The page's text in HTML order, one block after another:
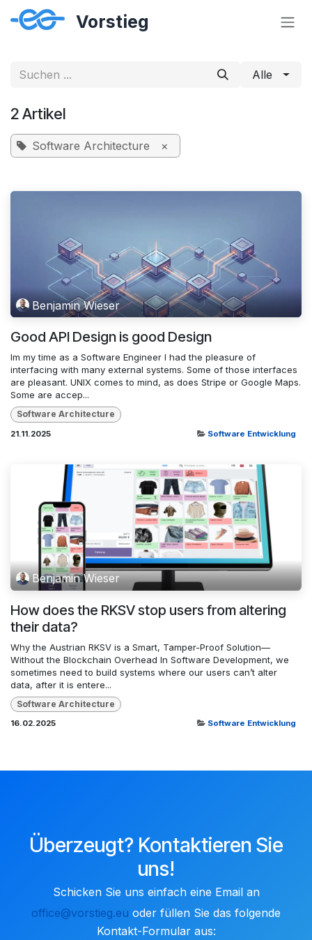
Zum Inhalt springen
Alle
2 Artikel
Software Architecture ×
Benjamin Wieser
Good API Design is good Design
Im my time as a Software Engineer I had the pleasure of
interfacing with many external systems. Some of those interfaces
are pleasant. UNIX comes to mind, as does Stripe or Google Maps.
Some are accep...
Software Architecture
21.11.2025 Software Entwicklung
Benjamin Wieser
How does the RKSV stop users from altering
their data?
Why the Austrian RKSV is a Smart, Tamper-Proof Solution—
Without the Blockchain Overhead In Software Development, we
sometimes need to build systems where our users can’t alter
data, after it is entere...
Software Architecture
16.02.2025 Software Entwicklung
Überzeugt? Kontaktieren Sie
uns!
Schicken Sie uns einfach eine Email an
office@vorstieg.eu oder füllen Sie ​das folgende
Kontakt-Formular aus: